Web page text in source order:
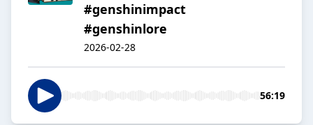
#genshinimpact
#genshinlore
2026-02-28
56:19